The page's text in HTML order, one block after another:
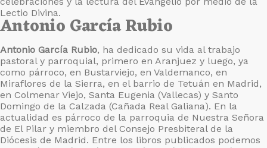
Lectio Divina.
Antonio García Rubio
Antonio García Rubio, ha dedicado su vida al trabajo
pastoral y parroquial, primero en Aranjuez y luego, ya
como párroco, en Bustarviejo, en Valdemanco, en
Miraflores de la Sierra, en el barrio de Tetuán en Madrid,
en Colmenar Viejo, Santa Eugenia (Vallecas) y Santo
Domingo de la Calzada (Cañada Real Galiana). En la
actualidad es párroco de la parroquia de Nuestra Señora
de El Pilar y miembro del Consejo Presbiteral de la
Diócesis de Madrid. Entre los libros publicados podemos